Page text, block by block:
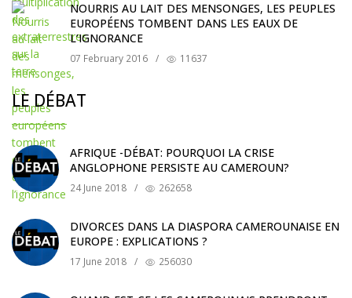
NOURRIS AU LAIT DES MENSONGES, LES PEUPLES
EUROPÉENS TOMBENT DANS LES EAUX DE
L’IGNORANCE
07 February 2016 / 11637
LE DÉBAT
AFRIQUE -DÉBAT: POURQUOI LA CRISE
ANGLOPHONE PERSISTE AU CAMEROUN?
24 June 2018 / 262658
DIVORCES DANS LA DIASPORA CAMEROUNAISE EN
EUROPE : EXPLICATIONS ?
17 June 2018 / 256030